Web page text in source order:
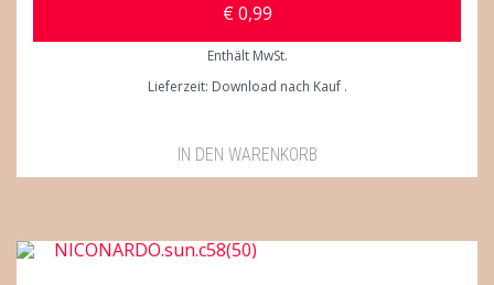
€0,99
Enthält MwSt.
Lieferzeit: Download nach Kauf
IN DEN WARENKORB